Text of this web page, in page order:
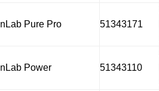
InLab Pure Pro 51343171
InLab Power 51343110